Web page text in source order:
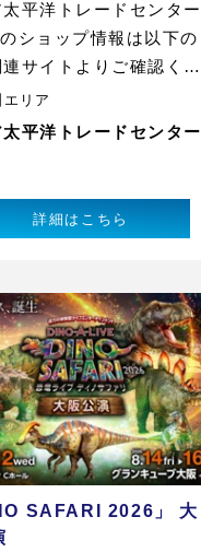
太平洋トレードセンター
ショップ情報は以下の
サイトよりご確認くだ
リア
太平洋トレードセンター
詳細はこちら
SAFARI 2026」 大